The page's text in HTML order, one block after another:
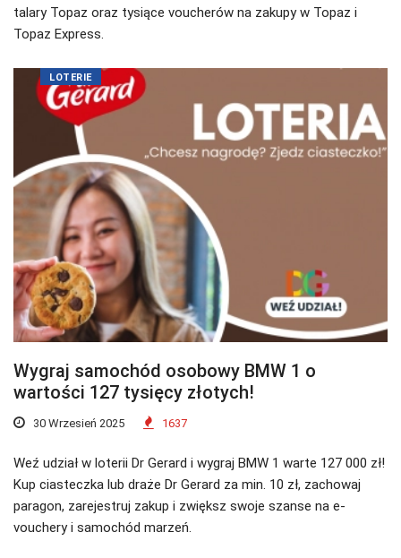
talary Topaz oraz tysiące voucherów na zakupy w Topaz i
Topaz Express.
LOTERIE
Wygraj samochód osobowy BMW 1 o
wartości 127 tysięcy złotych!
30 Wrzesień 2025 1637
Weź udział w loterii Dr Gerard i wygraj BMW 1 warte 127 000 zł!
Kup ciasteczka lub draże Dr Gerard za min. 10 zł, zachowaj
paragon, zarejestruj zakup i zwiększ swoje szanse na e-
vouchery i samochód marzeń.